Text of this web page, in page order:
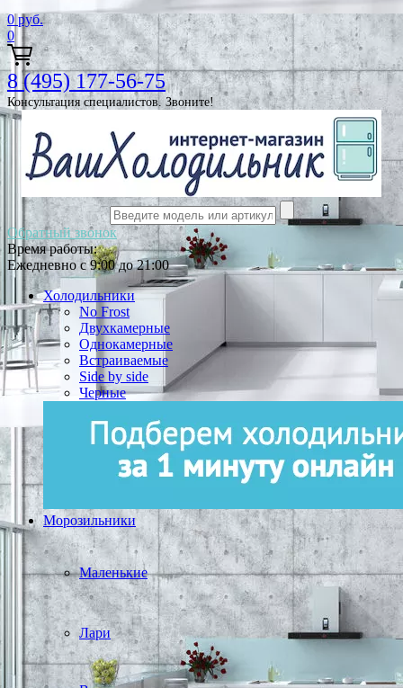
0 руб.
0
8 (495) 177-56-75
Консультация специалистов. Звоните!
Обратный звонок
Время работы:
Ежедневно с 9:00 до 21:00
Холодильники
No Frost
Двухкамерные
Однокамерные
Встраиваемые
Side by side
Черные
Морозильники
Маленькие
Лари